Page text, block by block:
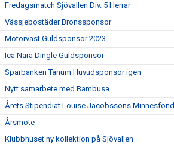
Fredagsmatch Sjövallen Div. 5 Herrar
Vässjebostäder Bronssponsor
Motorväst Guldsponsor 2023
Ica Nära Dingle Guldsponsor
Sparbanken Tanum Huvudsponsor igen
Nytt samarbete med Bambusa
Årets Stipendiat Louise Jacobssons Minnesfond
Årsmöte
Klubbhuset ny kollektion på Sjövallen